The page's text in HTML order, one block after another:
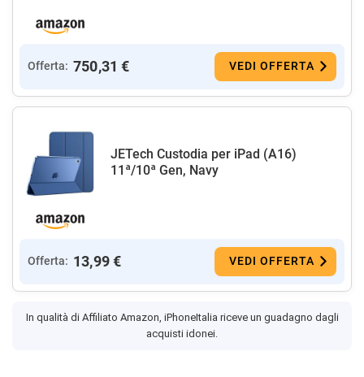
Offerta: 750,31 € VEDI OFFERTA
JETech Custodia per iPad (A16)
11ª/10ª Gen, Navy
Offerta: 13,99 € VEDI OFFERTA
In qualità di Affiliato Amazon, iPhoneItalia riceve un guadagno dagli
acquisti idonei.